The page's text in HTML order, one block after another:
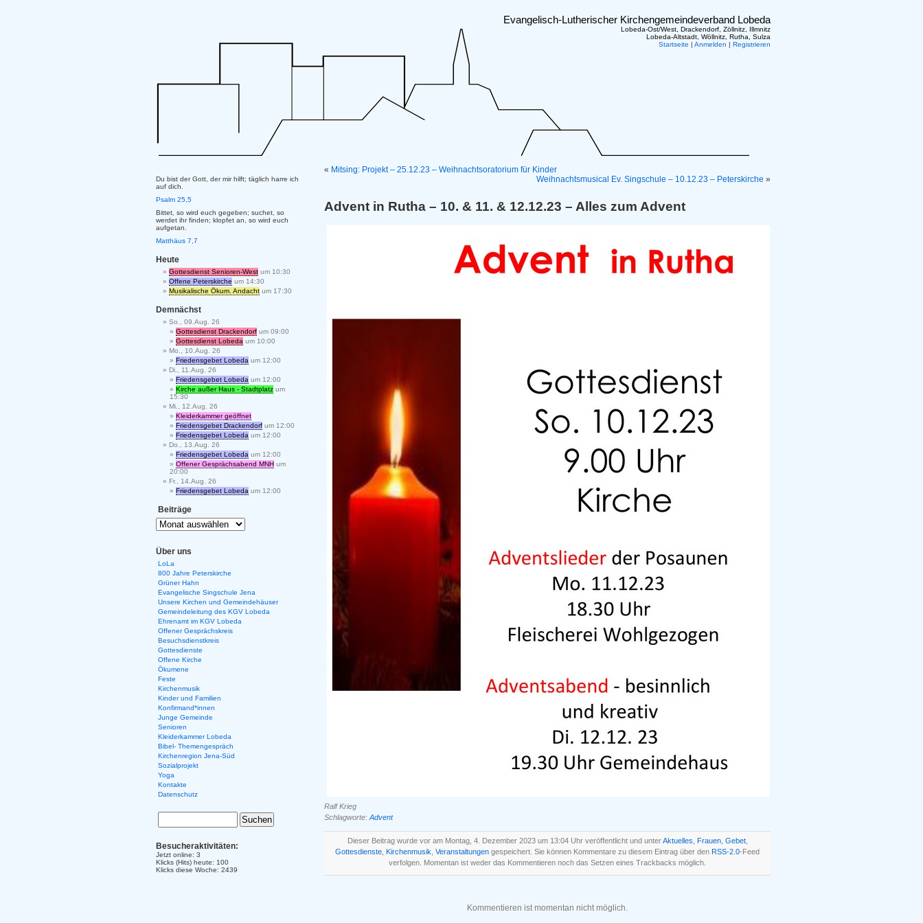
Evangelisch-Lutherischer Kirchengemeindeverband Lobeda
Lobeda-Ost/West, Drackendorf, Zöllnitz, Illmnitz
Lobeda-Altstadt, Wöllnitz, Rutha, Sulza
Startseite | Anmelden | Registrieren
« Mitsing: Projekt – 25.12.23 – Weihnachtsoratorium für Kinder
Weihnachtsmusical Ev. Singschule – 10.12.23 – Peterskirche »
Advent in Rutha – 10. & 11. & 12.12.23 – Alles zum Advent
Ralf Krieg
Schlagworte: Advent
Dieser Beitrag wurde vor am Montag, 4. Dezember 2023 um 13:04 Uhr veröffentlicht und unterAktuelles Frauen, Gebet,
Gottesdienste Kirchenmusik Veranstaltungen gespeichert. Sie können Kommentare zu diesem Eintrag über den RSS-2.0-Feed
verfolgen. Momentan ist weder das Kommentieren noch das Setzen eines Trackbacks möglich.
Kommentieren ist momentan nicht möglich.
Du bist der Gott, der mir hilft; täglich harre ich
auf dich.
Psalm 25,5
Bittet, so wird euch gegeben; suchet, so
werdet ihr finden; klopfet an, so wird euch
aufgetan.
Matthäus 7,7
Heute
Gottesdienst Senioren-West um 10:30
Offene Peterskirche um 14:30
Musikalische Ökum. Andacht um 17:30
Demnächst
So., 09.Aug. 26
Gottesdienst Drackendorf um 09:00
Gottesdienst Lobeda um 10:00
Mo., 10.Aug. 26
Friedensgebet Lobeda um 12:00
Di., 11.Aug. 26
Friedensgebet Lobeda um 12:00
Kirche außer Haus - Stadtplatz um
15:30
Mi., 12.Aug. 26
Kleiderkammer geöffnet
Friedensgebet Drackendorf um 12:00
Friedensgebet Lobeda um 12:00
Do., 13.Aug. 26
Friedensgebet Lobeda um 12:00
Offener Gesprächsabend MNH um
20:00
Fr., 14.Aug. 26
Friedensgebet Lobeda um 12:00
Beiträge
Über uns
LoLa
800 Jahre Peterskirche
Grüner Hahn
Evangelische Singschule Jena
Unsere Kirchen und Gemeindehäuser
Gemeindeleitung des KGV Lobeda
Ehrenamt im KGV Lobeda
Offener Gesprächskreis
Besuchsdienstkreis
Gottesdienste
Offene Kirche
Ökumene
Feste
Kirchenmusik
Kinder und Familien
Konfirmand*innen
Junge Gemeinde
Senioren
Kleiderkammer Lobeda
Bibel- Themengespräch
Kirchenregion Jena-Süd
Sozialprojekt
Yoga
Kontakte
Datenschutz
Besucheraktivitäten:
Jetzt online: 3
Klicks (Hits) heute: 100
Klicks diese Woche: 2439